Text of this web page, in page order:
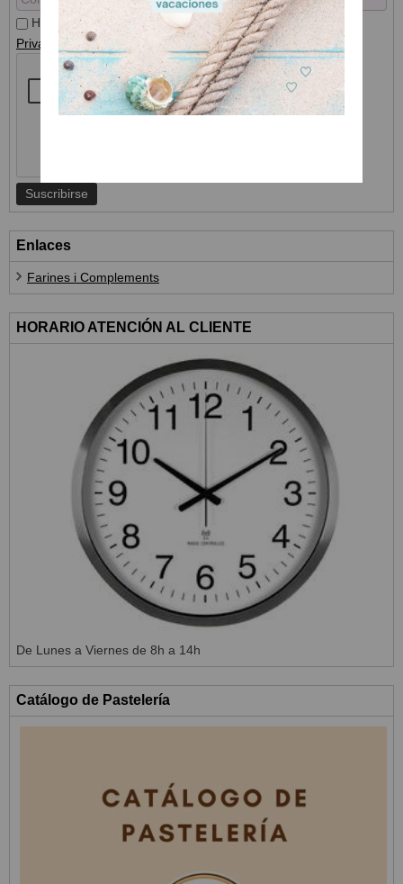
He leído y acepto el Tratamiento de datosy laPolítica de
Privacidad
Enlaces
Farines i Complements
HORARIO ATENCIÓN AL CLIENTE
De Lunes a Viernes de 8h a 14h
Catálogo de Pastelería